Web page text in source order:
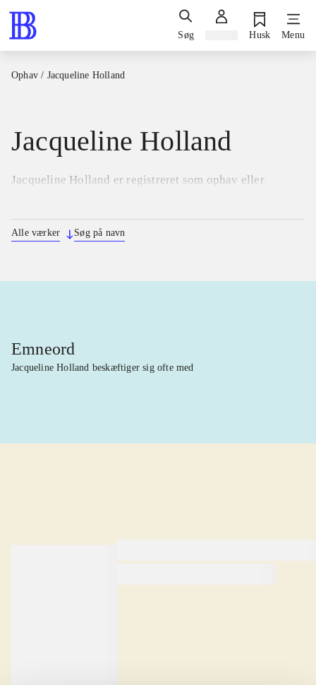
Søg Husk Menu
Ophav / Jacqueline Holland
Jacqueline Holland
Jacqueline Holland er registreret som ophav eller
Alle værker Søg på navn
Emneord
Jacqueline Holland beskæftiger sig ofte med